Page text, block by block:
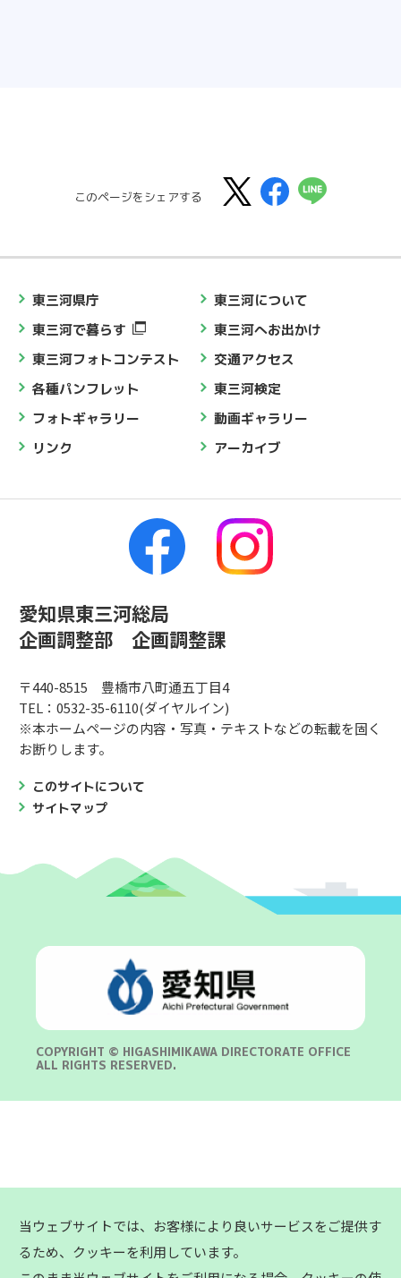
このページをシェアする
東三河県庁
東三河について
東三河で暮らす
東三河へお出かけ
東三河フォトコンテスト
交通アクセス
各種パンフレット
東三河検定
フォトギャラリー
動画ギャラリー
リンク
アーカイブ
愛知県東三河総局
企画調整部 企画調整課
〒440-8515 豊橋市八町通五丁目4
TEL：0532-35-6110(ダイヤルイン)
※本ホームページの内容・写真・テキストなどの転載を固く
お断りします。
このサイトについて
サイトマップ
COPYRIGHT © HIGASHIMIKAWA DIRECTORATE OFFICE
ALL RIGHTS RESERVED.
当ウェブサイトでは、お客様により良いサービスをご提供す
るため、クッキーを利用しています。